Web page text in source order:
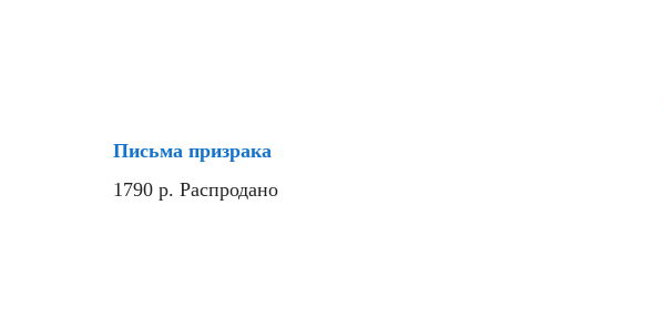
Письма призрака
1790 р. Распродано